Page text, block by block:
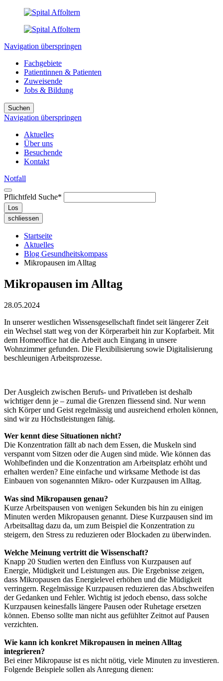
Navigation überspringen
Fachgebiete
Patientinnen & Patienten
Zuweisende
Jobs & Bildung
Suchen
Navigation überspringen
Aktuelles
Über uns
Besuchende
Kontakt
Notfall
Pflichtfeld Suche*
Los
schliessen
Startseite
Aktuelles
Blog Gesundheitskompass
Mikropausen im Alltag
Mikropausen im Alltag
28.05.2024
In unserer westlichen Wissensgesellschaft findet seit längerer Zeit
ein Wechsel statt weg von der Körperarbeit hin zur Kopfarbeit. Mit
dem Homeoffice hat die Arbeit auch Eingang in unsere
Wohnzimmer gefunden. Die Flexibilisierung sowie Digitalisierung
beschleunigen Arbeitsprozesse.
Der Ausgleich zwischen Berufs- und Privatleben ist deshalb
wichtiger denn je – zumal die Grenzen fliessend sind. Nur wenn
sich Körper und Geist regelmässig und ausreichend erholen können,
sind wir zu Höchstleistungen fähig.
Wer kennt diese Situationen nicht?
Die Konzentration fällt ab nach dem Essen, die Muskeln sind
verspannt vom Sitzen oder die Augen sind müde. Wie können das
Wohlbefinden und die Konzentration am Arbeitsplatz erhöht und
erhalten werden? Eine einfache und wirksame Methode ist das
Einbauen von sogenannten Mikro- oder Kurzpausen im Alltag.
Was sind Mikropausen genau?
Kurze Arbeitspausen von wenigen Sekunden bis hin zu einigen
Minuten werden Mikropausen genannt. Diese Kurzpausen sind im
Arbeitsalltag dazu da, um zum Beispiel die Konzentration zu
steigern, den Stress zu reduzieren oder Blockaden zu überwinden.
Welche Meinung vertritt die Wissenschaft?
Knapp 20 Studien werten den Einfluss von Kurzpausen auf
Energie, Müdigkeit und Leistungen aus. Die Ergebnisse zeigen,
dass Mikropausen das Energielevel erhöhen und die Müdigkeit
verringern. Regelmässige Kurzpausen reduzieren das Abschweifen
der Gedanken und Fehler. Wichtig ist jedoch ebenso, dass solche
Kurzpausen keinesfalls längere Pausen oder Ruhetage ersetzen
können. Ebenso sollte man nicht aus gefühlter Zeitnot auf Pausen
verzichten.
Wie kann ich konkret Mikropausen in meinen Alltag
integrieren?
Bei einer Mikropause ist es nicht nötig, viele Minuten zu investieren.
Folgende Beispiele sollen als Anregung dienen: